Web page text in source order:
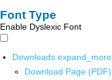
Font Type
Enable Dyslexic Font
Downloads expand_more
Download Page (PDF)